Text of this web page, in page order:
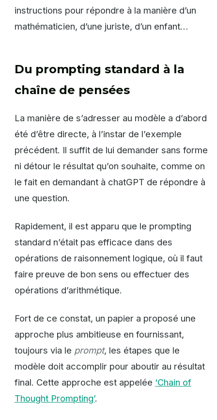
instructions pour répondre à la manière d’un
mathématicien, d’une juriste, d’un enfant…
Du prompting standard à la
chaîne de pensées
La manière de s’adresser au modèle a d’abord
été d’être directe, à l’instar de l’exemple
précédent. Il suffit de lui demander sans forme
ni détour le résultat qu’on souhaite, comme on
le fait en demandant à chatGPT de répondre à
une question.
Rapidement, il est apparu que le prompting
standard n’était pas efficace dans des
opérations de raisonnement logique, où il faut
faire preuve de bon sens ou effectuer des
opérations d’arithmétique.
Fort de ce constat, un papier a proposé une
approche plus ambitieuse en fournissant,
toujours via le prompt, les étapes que le
modèle doit accomplir pour aboutir au résultat
final. Cette approche est appelée ‘Chain of
Thought Prompting’.